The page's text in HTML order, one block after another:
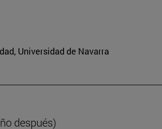
Universidad de Navarra
después)